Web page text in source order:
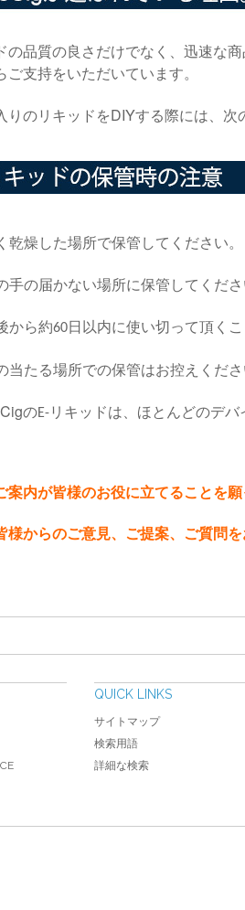
の品質の良さだけでなく、迅速な
ご支持をいただいています。
りのリキッドをDIYする際には、次
乾燥した場所で保管してください。
手の届かない場所に保管してくださ
から約60日以内に使い切って頂く
当たる場所での保管はお控えくださ
のE-リキッドは、ほとんどのデバ
案内が皆様のお役に立てることを願
様からのご意見、ご提案、ご質問
QUICK LINKS
サイトマップ
検索用語
詳細な検索